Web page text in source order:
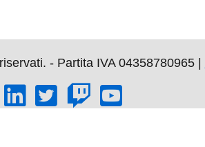
- Partita IVA 04358780965 |